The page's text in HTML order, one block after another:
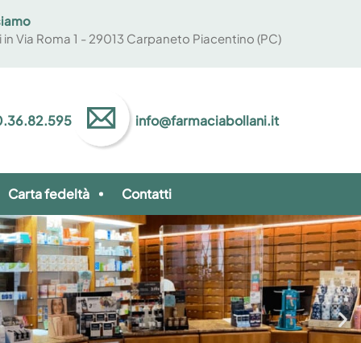
in Via Roma 1 - 29013 Carpaneto Piacentino (PC)
info@farmaciabollani.it
Carta fedeltà Contatti